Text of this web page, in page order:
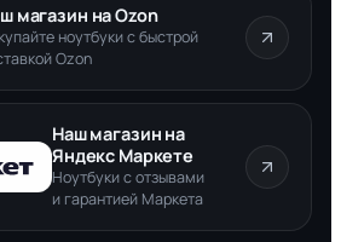
магазин на Ozon
ноутбуки с быстрой
Ozon
Наш магазин на
Яндекс Маркете
Ноутбуки с отзывами
и гарантией Маркета